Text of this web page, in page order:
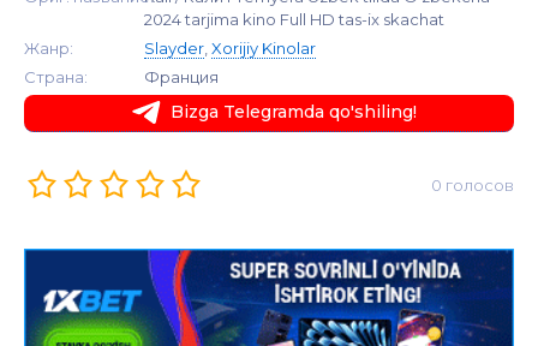
2024 tarjima kino Full HD tas-ix skachat
Жанр:
Slayder Xorijiy Kinolar
Страна:
Франция
Bizga Telegramda qo'shiling!
0 голосов